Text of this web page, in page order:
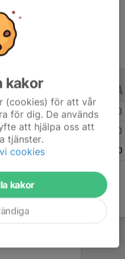
32 0 0
14 0
0
kakor
(cookies) för att vår
för dig. De används
att hjälpa oss att
tjänster.
cookies
kakor